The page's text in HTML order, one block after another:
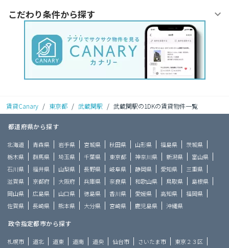
こだわり条件から探す
賃貸Canary / 東京都 / 武蔵関駅 / 武蔵関駅の1DKの賃貸物件一覧
都道府県から探す
北海道 青森県 岩手県 宮城県 秋田県 山形県 福島県
茨城県
栃木県
群馬県 埼玉県 千葉県 東京都 神奈川県 新潟県
富山県
石川県
福井県 山梨県 長野県 岐阜県 静岡県 愛知県
三重県
滋賀県
京都府 大阪府 兵庫県 奈良県 和歌山県 鳥取県
島根県
岡山県
広島県 山口県 徳島県 香川県 愛媛県 高知県
福岡県
佐賀県
長崎県 熊本県 大分県 宮崎県 鹿児島県 沖縄県
政令指定都市から探す
札幌市 道北 道東 道南 道央 仙台市 さいたま市 東京２３区